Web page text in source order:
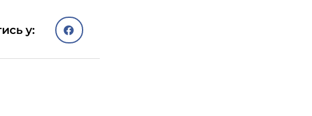
у: